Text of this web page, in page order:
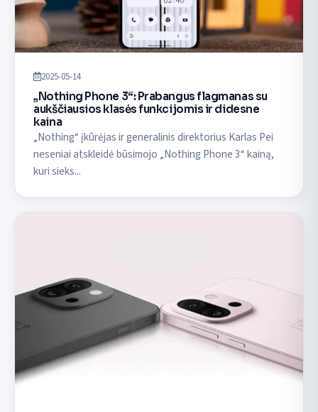
2025-05-14
„Nothing Phone 3“: Prabangus flagmanas su
aukščiausios klasės funkcijomis ir didesne
kaina
„Nothing“ įkūrėjas ir generalinis direktorius Karlas Pei
neseniai atskleidė būsimojo „Nothing Phone 3“ kainą,
kuri sieks...